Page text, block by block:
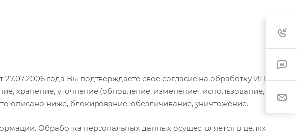
года Вы подтверждаете свое согласие на обработку ИП
хранение, уточнение (обновление, изменение), использование,
описано ниже, блокирование, обезличивание, уничтожение.
Обработка персональных данных осуществляется в целях